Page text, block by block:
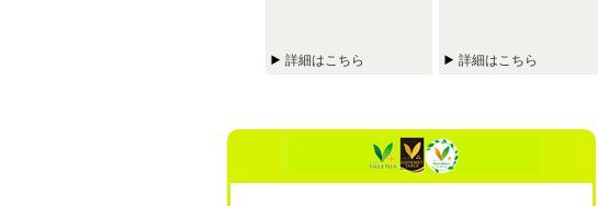
詳細はこちら 詳細はこちら